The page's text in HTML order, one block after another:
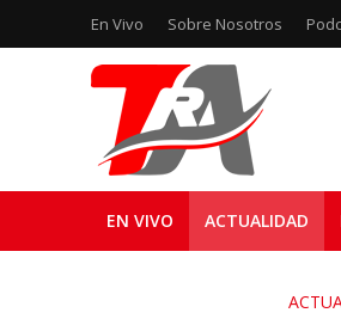
En Vivo Sobre Nosotros
EN VIVO ACTUALIDAD